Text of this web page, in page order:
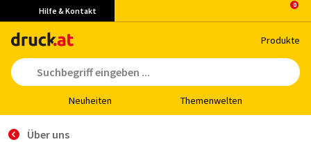
Hilfe & Kontakt
Pro­duk­te
Neu­hei­ten The­men­wel­ten
Über uns